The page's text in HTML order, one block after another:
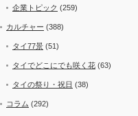
企業トピック (259)
カルチャー (388)
タイ77景 (51)
タイでどこにでも咲く花 (63)
タイの祭り・祝日 (38)
コラム (292)